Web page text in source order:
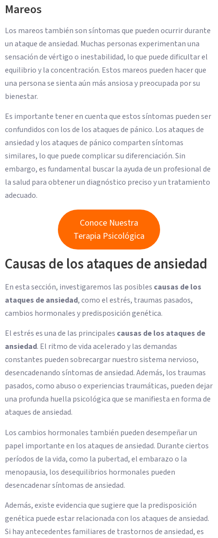
Mareos
Los mareos también son síntomas que pueden ocurrir durante
un ataque de ansiedad. Muchas personas experimentan una
sensación de vértigo o inestabilidad, lo que puede dificultar el
equilibrio y la concentración. Estos mareos pueden hacer que
una persona se sienta aún más ansiosa y preocupada por su
bienestar.
Es importante tener en cuenta que estos síntomas pueden ser
confundidos con los de los ataques de pánico. Los ataques de
ansiedad y los ataques de pánico comparten síntomas
similares, lo que puede complicar su diferenciación. Sin
embargo, es fundamental buscar la ayuda de un profesional de
la salud para obtener un diagnóstico preciso y un tratamiento
adecuado.
Conoce Nuestra
Terapia Psicológica
Causas de los ataques de ansiedad
En esta sección, investigaremos las posibles causas de los
ataques de ansiedad, como el estrés, traumas pasados,
cambios hormonales y predisposición genética.
El estrés es una de las principales causas de los ataques de
ansiedad. El ritmo de vida acelerado y las demandas
constantes pueden sobrecargar nuestro sistema nervioso,
desencadenando síntomas de ansiedad. Además, los traumas
pasados, como abuso o experiencias traumáticas, pueden dejar
una profunda huella psicológica que se manifiesta en forma de
ataques de ansiedad.
Los cambios hormonales también pueden desempeñar un
papel importante en los ataques de ansiedad. Durante ciertos
períodos de la vida, como la pubertad, el embarazo o la
menopausia, los desequilibrios hormonales pueden
desencadenar síntomas de ansiedad.
Además, existe evidencia que sugiere que la predisposición
genética puede estar relacionada con los ataques de ansiedad.
Si hay antecedentes familiares de trastornos de ansiedad, es